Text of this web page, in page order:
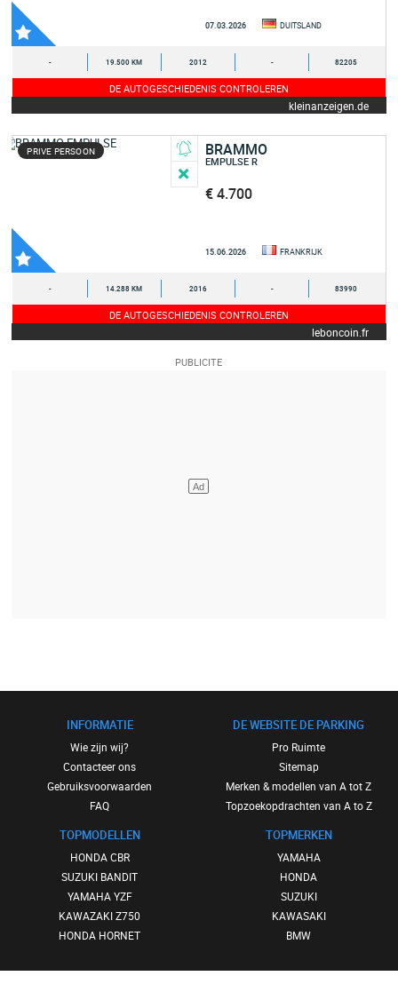
07.03.2026 DUITSLAND
- 19.500 KM 2012 - 82205
DE AUTOGESCHIEDENIS CONTROLEREN
kleinanzeigen.de
PRIVE PERSOON BRAMMO
EMPULSE R
€ 4.700
15.06.2026 FRANKRIJK
- 14.288 KM 2016 - 83990
DE AUTOGESCHIEDENIS CONTROLEREN
leboncoin.fr
INFORMATIE
Wie zijn wij?
Contacteer ons
Gebruiksvoorwaarden
FAQ
TOPMODELLEN
HONDA CBR
SUZUKI BANDIT
YAMAHA YZF
KAWAZAKI Z750
HONDA HORNET
DE WEBSITE DE PARKING
Pro Ruimte
Sitemap
Merken & modellen van A tot Z
Topzoekopdrachten van A to Z
TOPMERKEN
YAMAHA
HONDA
SUZUKI
KAWASAKI
BMW